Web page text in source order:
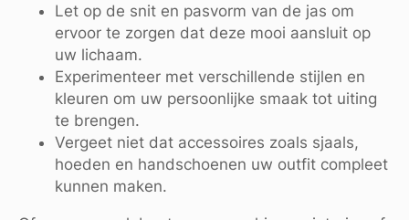
Let op de snit en pasvorm van de jas om
ervoor te zorgen dat deze mooi aansluit op
uw lichaam.
Experimenteer met verschillende stijlen en
kleuren om uw persoonlijke smaak tot uiting
te brengen.
Vergeet niet dat accessoires zoals sjaals,
hoeden en handschoenen uw outfit compleet
kunnen maken.